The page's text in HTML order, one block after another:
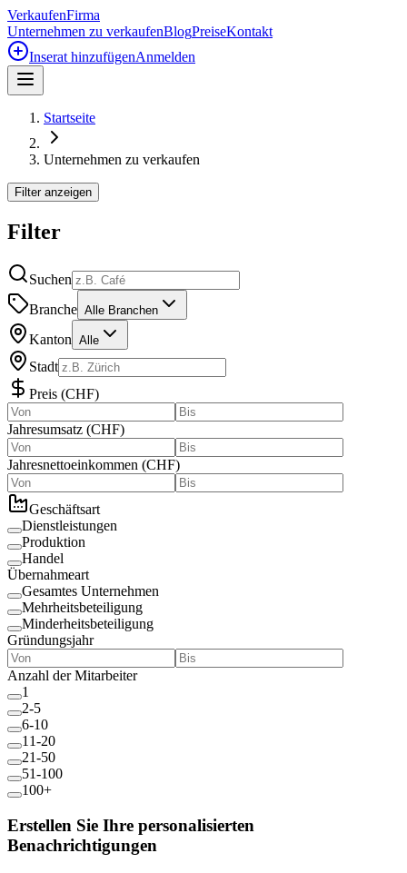
VerkaufenFirma
Unternehmen zu verkaufenBlogPreiseKontakt
Inserat hinzufügenAnmelden
Startseite
Unternehmen zu verkaufen
Filter anzeigen
Filter
Suchen
Branche Alle Branchen
Kanton Alle
Stadt
Preis (CHF)
Jahresumsatz (CHF)
Jahresnettoeinkommen (CHF)
Geschäftsart
Dienstleistungen
Produktion
Handel
Übernahmeart
Gesamtes Unternehmen
Mehrheitsbeteiligung
Minderheitsbeteiligung
Gründungsjahr
Anzahl der Mitarbeiter
1
2-5
6-10
11-20
21-50
51-100
100+
Erstellen Sie Ihre personalisierten
Benachrichtigungen